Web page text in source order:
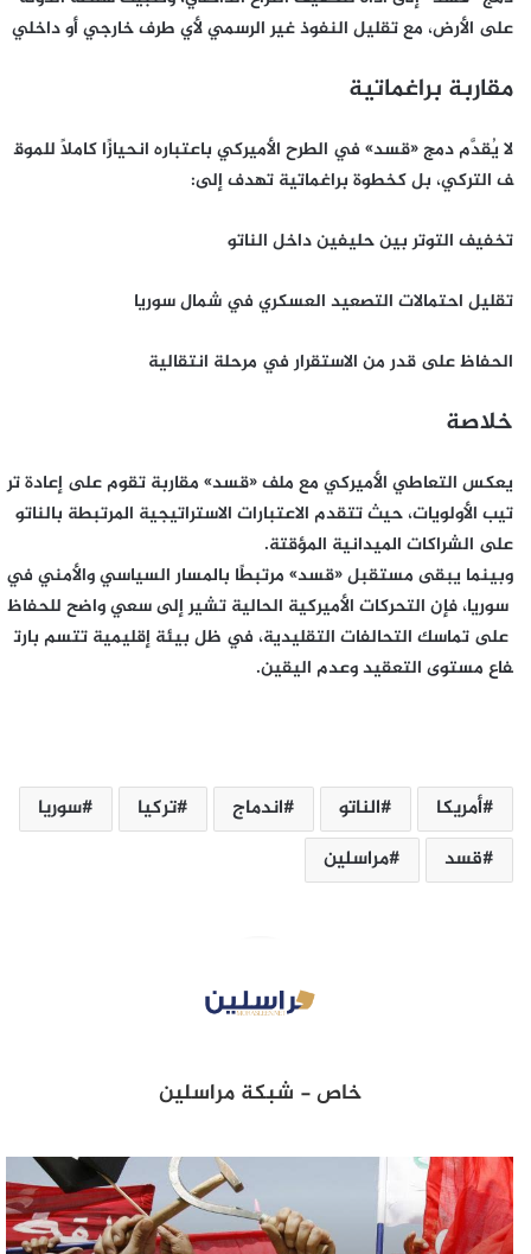
على الأرض، مع تقليل النفوذ غير الرسمي لأي طرف خارجي أو داخلي
مقاربة براغماتية
لا يُقدَّم دمج «قسد» في الطرح الأميركي باعتباره انحيازًا كاملًا للموق
ف التركي، بل كخطوة براغماتية تهدف إلى:
تخفيف التوتر بين حليفين داخل الناتو
تقليل احتمالات التصعيد العسكري في شمال سوريا
الحفاظ على قدر من الاستقرار في مرحلة انتقالية
خلاصة
يعكس التعاطي الأميركي مع ملف «قسد» مقاربة تقوم على إعادة تر
تيب الأولويات، حيث تتقدم الاعتبارات الاستراتيجية المرتبطة بالناتو
على الشراكات الميدانية المؤقتة.
وبينما يبقى مستقبل «قسد» مرتبطًا بالمسار السياسي والأمني في
سوريا، فإن التحركات الأميركية الحالية تشير إلى سعي واضح للحفاظ
على تماسك التحالفات التقليدية، في ظل بيئة إقليمية تتسم بارت
فاع مستوى التعقيد وعدم اليقين.
أمريكا الناتو اندماج تركيا
سوريا
قسد
مراسلين
خاص - شبكة مراسلين